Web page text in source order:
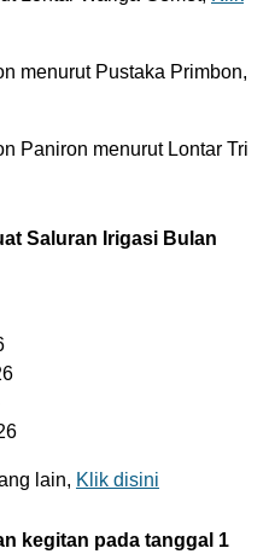
menurut Pustaka Primbon,
Paniron menurut Lontar Tri
Saluran Irigasi Bulan
lain, Klik disini
kegitan pada tanggal 1